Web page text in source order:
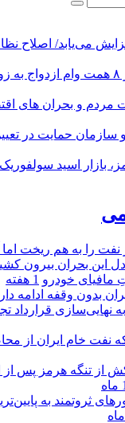
می‌یابد/ اصلاح
پرداخت بیش از ۸ همت وام
و بحران های
سازمان حمایت در
بازار اسید
نفت را به هم ریخت
دل این بحران بیرون
مافیای خودرو 1 هفته
بدون وقفه ادامه
نهایی‌سازی قرارداد
از تنگه هرمز پس از
1 ماه